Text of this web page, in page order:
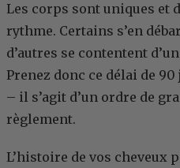
Les corps sont uniques et
rythme. Certains s’en
d’autres se contentent
Prenez donc ce délai de
– il s’agit d’un ordre de
règlement.
L’histoire de vos cheveux